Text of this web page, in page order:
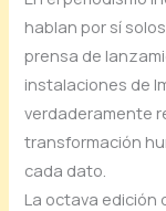
hablan por sí
prensa de
instalaciones de
verdaderamente
transformación
cada dato.
La octava edición